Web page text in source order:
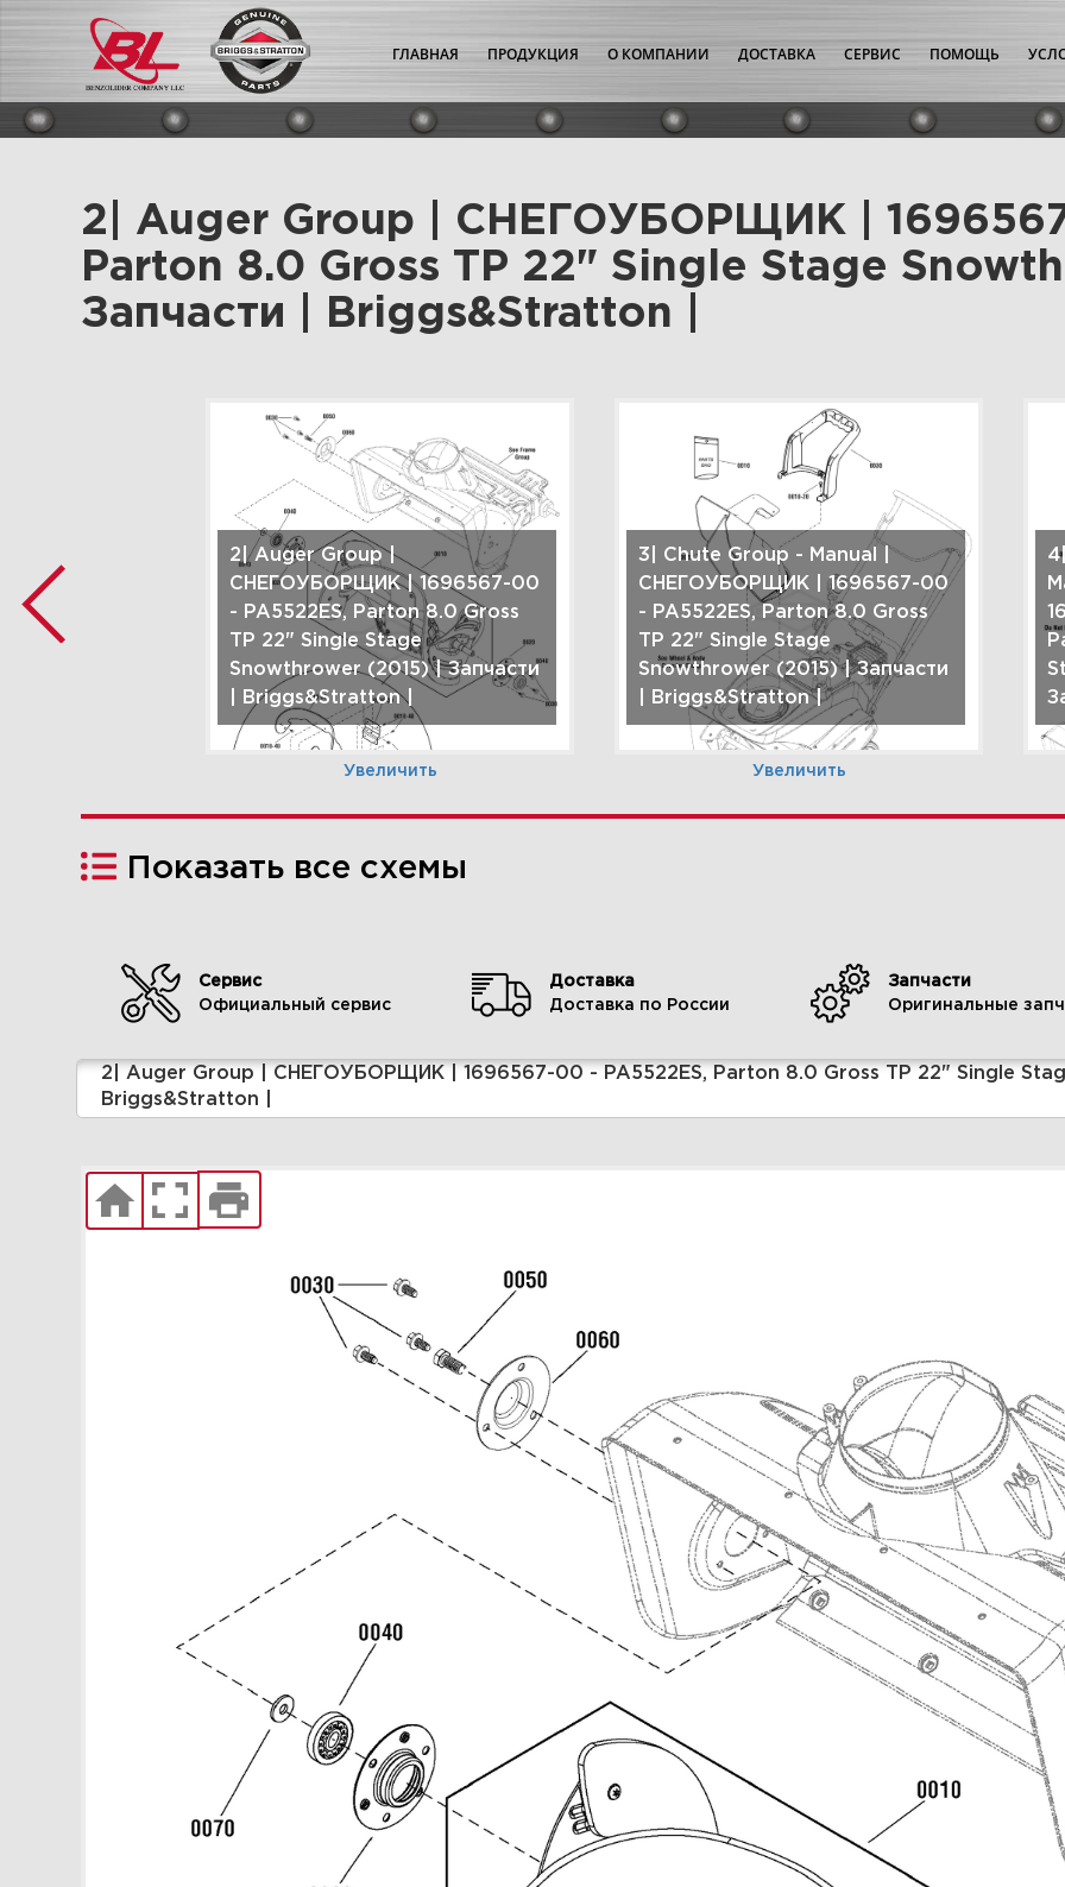
ГЛАВНАЯ ПРОДУКЦИЯ О КОМПАНИИ ДОСТАВКА СЕРВИС ПОМОЩЬ
2| Auger Group | СНЕГОУБОРЩИК |
Parton 8.0 Gross TP 22" Single Stage
Запчасти | Briggs&Stratton |
2| Auger Group |
СНЕГОУБОРЩИК | 1696567-00
- PA5522ES, Parton 8.0 Gross
TP 22" Single Stage
Snowthrower (2015) | Запчасти
| Briggs&Stratton |
Увеличить
3| Chute Group - Manual |
СНЕГОУБОРЩИК | 1696567-00
- PA5522ES, Parton 8.0 Gross
TP 22" Single Stage
Snowthrower (2015) | Запчасти
| Briggs&Stratton |
Увеличить
СНЕГОУБОРЩИК | 1696567-00
- PA5522ES, Parton 8.0 Gross
Snowthrower (2015) | Запчасти
| Briggs&Stratton |
СНЕГОУБОРЩИК | 1696567-00
- PA5522ES, Parton 8.0 Gross
TP 22" Single Stage
Snowthrower (2015) | Запчасти
| Briggs&Stratton |
-
|
8| Handles & Controls Group -
Manual | СНЕГОУБОРЩИК |
1696567-00 - PA5522ES,
Parton 8.0 Gross TP 22" Single
Stage Snowthrower (2015) |
Увеличить
1696567-00 - PA5522ES,
Parton 8.0 Gross TP 22" Single
Stage Snowthrower (2015) |
Запчасти | Briggs&Stratton |
Увеличить
|
Показать все схемы
Сервис
Официальный сервис
Доставка
Доставка по России
Запчасти
Оригинальные
2| Auger Group | СНЕГОУБОРЩИК | 1696567-00 - PA5522ES, Parton 8.0 Gross TP 22" Single Stage Snowthrower (2015) | Запчасти |
Briggs&Stratton |